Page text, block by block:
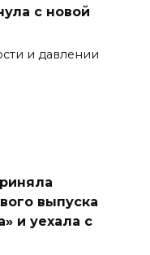
с новой
и давлении
выпуска
и уехала с